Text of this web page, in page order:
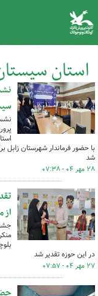
استان
کل اخبار:1381
با حضور فرماندار شهرستان زابل
شد
۲۸ مهر ۰۴ - ۰۷:۳۸
در این حوزه تقدیر شد
۲۷ مهر ۰۴ - ۰۷:۵۷